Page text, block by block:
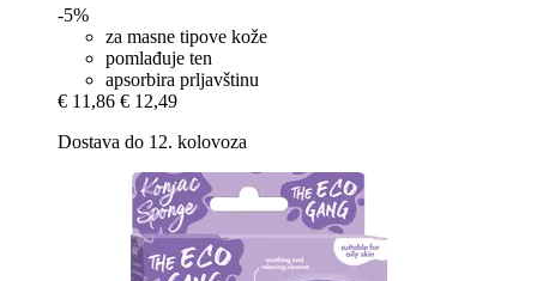
-5%
za masne tipove kože
pomlađuje ten
apsorbira prljavštinu
€ 11,86 € 12,49
Dostava do 12. kolovoza